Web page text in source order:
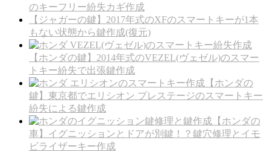
のキーフリー紛失カギ作成
【ジャガーの鍵】2017年式のXFのスマートキーが1本
もない状態から鍵作成(復元)
【ホンダの鍵】2014年式のVEZEL(ヴェゼル)のスマー
トキー紛失で出張鍵作成
【ホンダの
鍵】東京都でエリシオン プレステージのスマートキー
紛失による鍵作成
【ホンダの
車】イグニッションとドアが別鍵！？鍵穴修理とイモ
ビライザーキー作成